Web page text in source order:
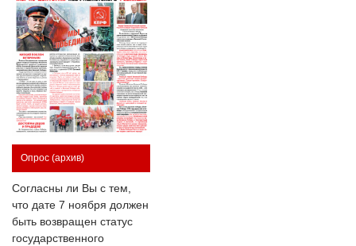
Опрос (архив)
Согласны ли Вы с тем,
что дате 7 ноября должен
быть возвращен статус
государственного